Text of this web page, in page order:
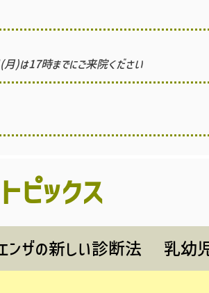
)は17時までにご来院ください
トピックス
ンザの新しい診断法 乳幼